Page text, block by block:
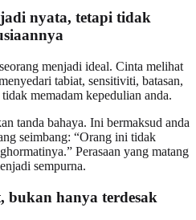
nyata, tetapi tidak
menjadi ideal. Cinta melihat
tabiat, sensitiviti, batasan,
memadam kepedulian anda.
tanda bahaya. Ini bermaksud anda
seimbang: “Orang ini tidak
Perasaan yang matang
sempurna.
bukan hanya terdesak